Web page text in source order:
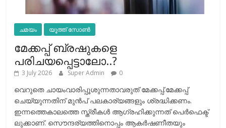
ചമയം യൂത്ത് സോൺ
മേക്കപ്പ് ബ്രഷുകളെ
പരിചയപ്പെട്ടാലോ..?
3 July 2026 Super Admin 0
വെറുതെ ചായംവാരിപ്പൂശുന്നതാവരുത് മേക്കപ്പ്.മേക്കപ്പ്
ചെയ്യുന്നതിന് മുന്‍പ് പലകാര്യങ്ങളും ശ്രദ്ധിക്കണം.
ഇന്നത്തെകാലത്തെ സ്ത്രീകള്‍ ആഗ്രഹിക്കുന്നത് പെര്‍ഫെക്ട്
ലുക്കാണ്. സൌന്ദര്യത്തിനൊപ്പം ആകര്‍ഷണീതയും